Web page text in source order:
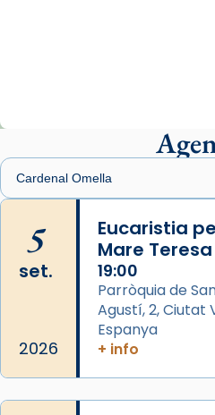
presidit aquest 27 de
Santes de Mataró.
🔗
📸 J. Merino
Photo
View on Facebook ·
Arquebisbat de
de Barcelona.
2 weeks ago
5
set.
2026
Eucaristia
Mare
19:00
Parròquia de
Agustí, 2, Ciutat
Espanya
+ info